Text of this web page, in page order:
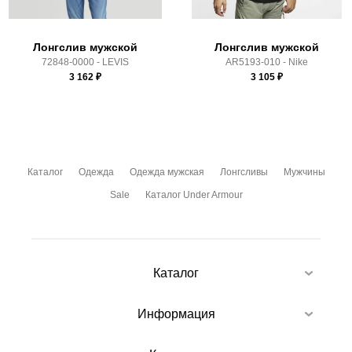
Лонгслив мужской
72848-0000 - LEVIS
3 162₽
Лонгслив мужской
AR5193-010 - Nike
3 105 ₽
Каталог Одежда Одежда мужская Лонгсливы Мужчины
Sale Каталог Under Armour
Каталог
Информация